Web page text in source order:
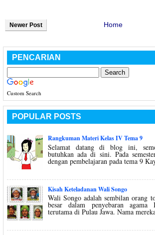
Newer Post Home
PENCARIAN
Custom Search
POPULAR POSTS
Rangkuman Materi Kelas IV Tema 9
Selamat datang di blog ini,
butuhkan ada di sini. Pada
dengan pembelajaran pada tema 9
Kisah Keteladanan Wali Songo
Wali Songo adalah sembilan orang
besar dalam penyebaran
terutama di Pulau Jawa. Nama